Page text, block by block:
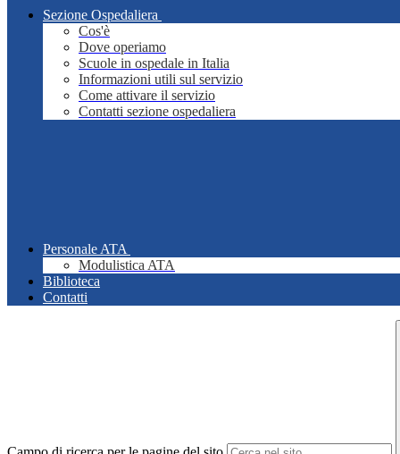
Sezione Ospedaliera
Cos'è
Dove operiamo
Scuole in ospedale in Italia
Informazioni utili sul servizio
Come attivare il servizio
Contatti sezione ospedaliera
Personale ATA
Modulistica ATA
Biblioteca
Contatti